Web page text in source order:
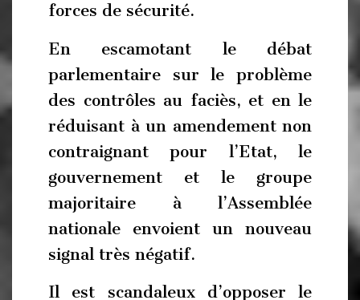
forces de sécurité.
En escamotant le débat
parlementaire sur le problème
des contrôles au faciès, et en le
réduisant à un amendement non
contraignant pour l’Etat, le
gouvernement et le groupe
majoritaire à l’Assemblée
nationale envoient un nouveau
signal très négatif.
Il est scandaleux d’opposer le